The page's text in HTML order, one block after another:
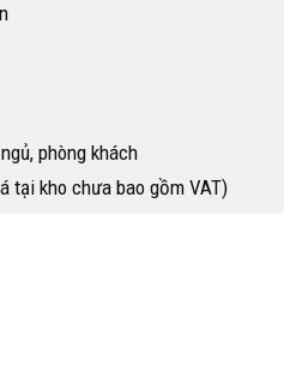
phòng khách
tại kho chưa bao gồm VAT)